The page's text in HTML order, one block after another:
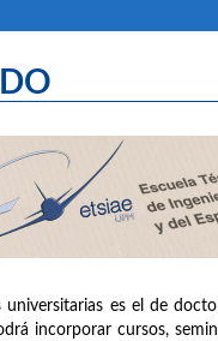
es el de
incorporar cursos,